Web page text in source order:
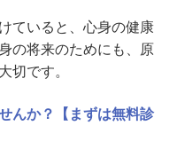
ていると、心身の健康
の将来のためにも、原
切です。
んか？【まずは無料診